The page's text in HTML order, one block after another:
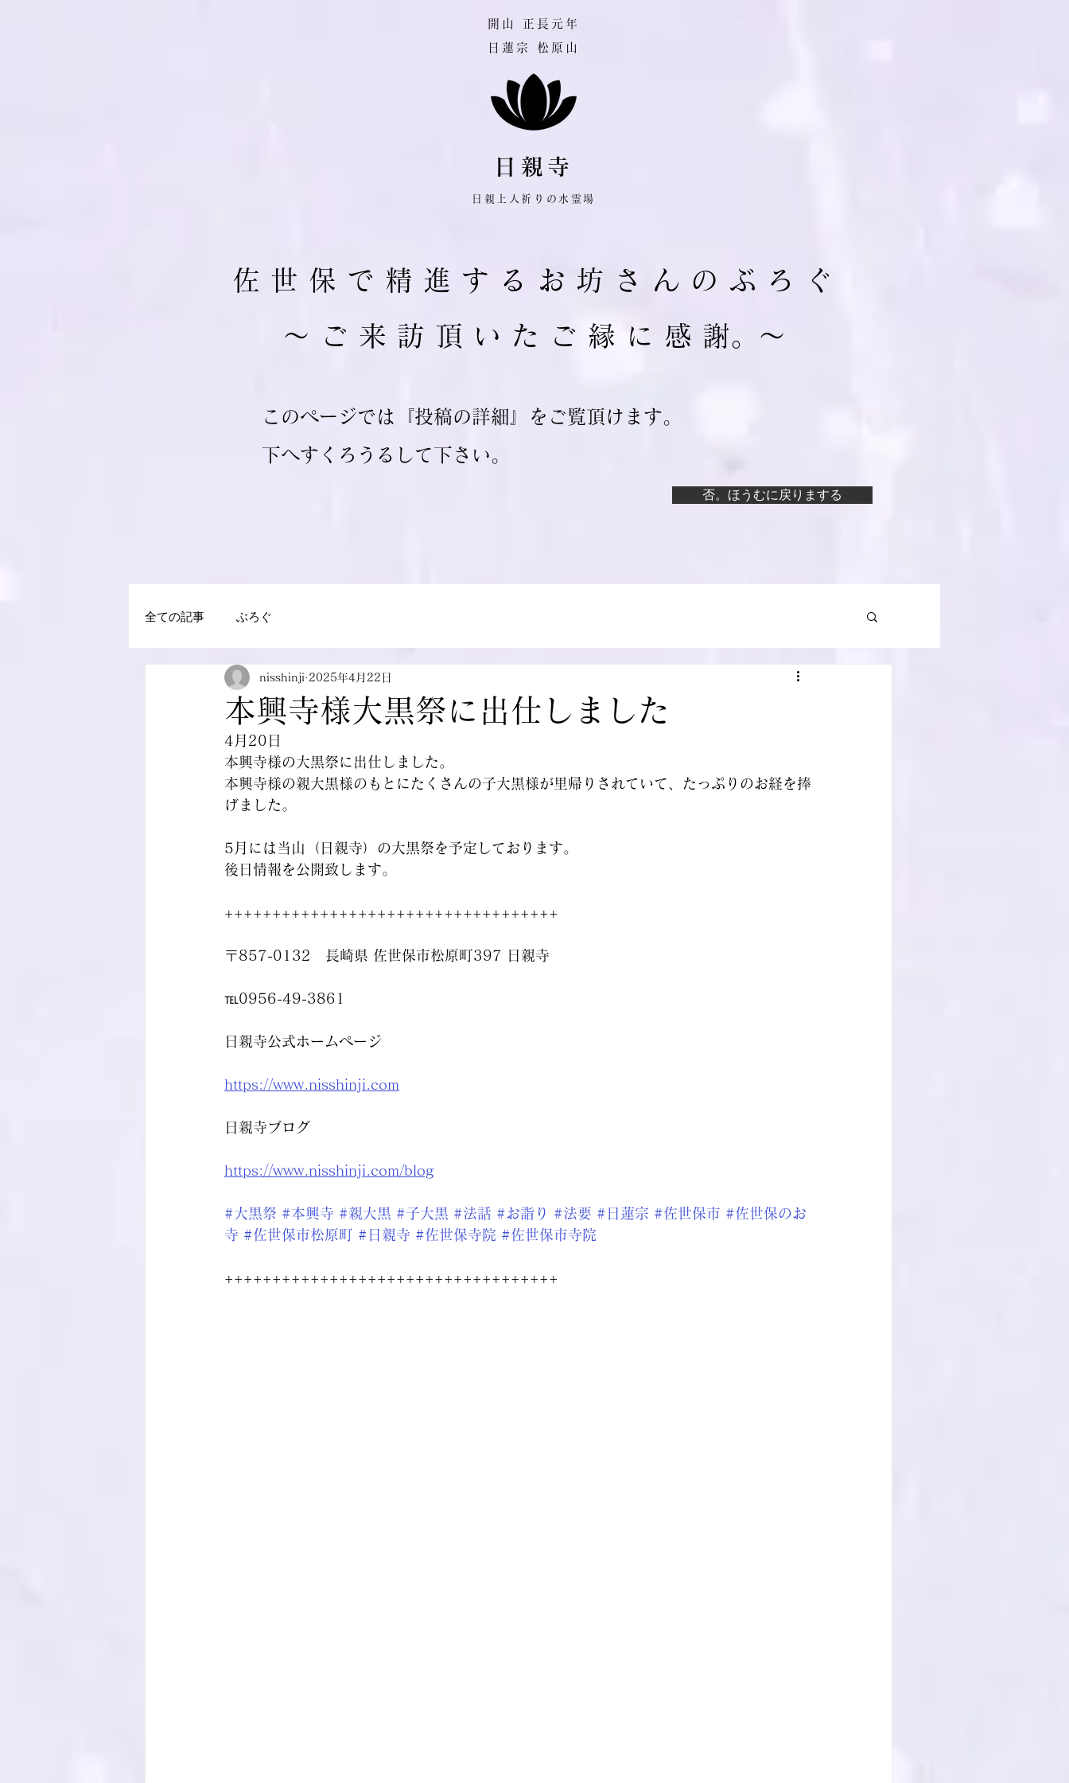
​開山 正長元年
日蓮宗 松原山
日親寺
日親上人祈りの水霊場
佐 世 保 で 精 進 す る お 坊 さ ん の ぶ ろ ぐ
​～ ご 来 訪 頂 い た ご 縁 に 感 謝。～
このページでは『投稿の詳細』をご覧頂けます。
​下へすくろうるして下さい。
否。ほうむに戻りまする
全ての記事 ぶろぐ
本興寺様大黒祭に出仕しました
nisshinji 2025年4月22日
4月20日
本興寺様の大黒祭に出仕しました。
本興寺様の親大黒様のもとにたくさんの子大黒様が里帰りされていて、たっぷりのお経を捧
げました。
5月には当山（日親寺）の大黒祭を予定しております。
後日情報を公開致します。
+++++++++++++++++++++++++++++++++++
〒857-0132　長崎県 佐世保市松原町397 日親寺
℡0956-49-3861
日親寺公式ホームページ
https://www.nisshinji.com
日親寺ブログ
https://www.nisshinji.com/blog
#大黒祭 #本興寺 #親大黒 #子大黒 #法話 #お詣り #法要 #日蓮宗 #佐世保市 #佐世保のお
寺 #佐世保市松原町 #日親寺 #佐世保寺院 #佐世保市寺院
+++++++++++++++++++++++++++++++++++